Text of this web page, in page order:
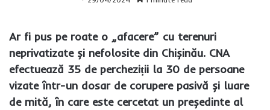
Ar fi pus pe roate o „afacere” cu terenuri
neprivatizate și nefolosite din Chișinău. CNA
efectuează 35 de percheziții la 30 de persoane
vizate într-un dosar de corupere pasivă și luare
de mită, în care este cercetat un președinte al